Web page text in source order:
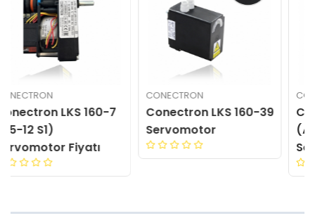
CONECTRON
Conectron LKS 160-39
Servomotor
CONECTRON
Conectron LKS 160-7
(A5-12 S1)
Servomotor Fiyatı